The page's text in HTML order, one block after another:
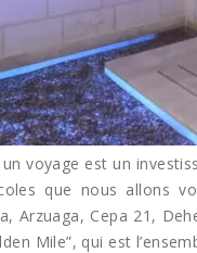
un voyage est un
que nous allons
Arzuaga, Cepa 21,
Mile”, qui est